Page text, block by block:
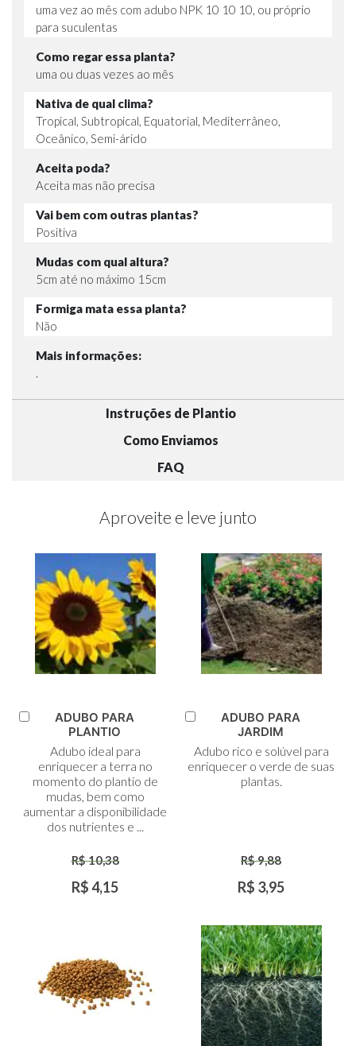
uma vez ao mês com adubo NPK 10 10 10, ou próprio
para suculentas
Como regar essa planta?
uma ou duas vezes ao mês
Nativa de qual clima?
Tropical, Subtropical, Equatorial, Mediterrâneo,
Oceânico, Semi-árido
Aceita poda?
Aceita mas não precisa
Vai bem com outras plantas?
Positiva
Mudas com qual altura?
5cm até no máximo 15cm
Formiga mata essa planta?
Não
Mais informações:
.
Instruções de Plantio
Como Enviamos
FAQ
Aproveite e leve junto
Adicionar
Carrinho
ADUBO PARA
PLANTIO
Adubo ideal para
enriquecer a terra no
momento do plantio de
mudas, bem como
aumentar a disponibilidade
dos nutrientes e ...
R$ 10,38
R$ 4,15
Carrinho
ADUBO PARA
JARDIM
Adubo rico e solúvel para
enriquecer o verde de suas
plantas.
R$ 9,88
R$ 3,95